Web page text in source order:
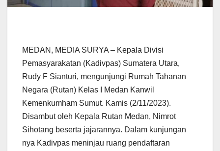
MEDAN, MEDIA SURYA – Kepala Divisi
Pemasyarakatan (Kadivpas) Sumatera Utara,
Rudy F Sianturi, mengunjungi Rumah Tahanan
Negara (Rutan) Kelas I Medan Kanwil
Kemenkumham Sumut. Kamis (2/11/2023).
Disambut oleh Kepala Rutan Medan, Nimrot
Sihotang beserta jajarannya. Dalam kunjungan
nya Kadivpas meninjau ruang pendaftaran